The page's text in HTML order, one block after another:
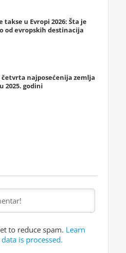
takse u Evropi 2026: Šta je
od evropskih destinacija
četvrta najposećenija zemlja
2025. godini
to reduce spam. Learn
is processed.